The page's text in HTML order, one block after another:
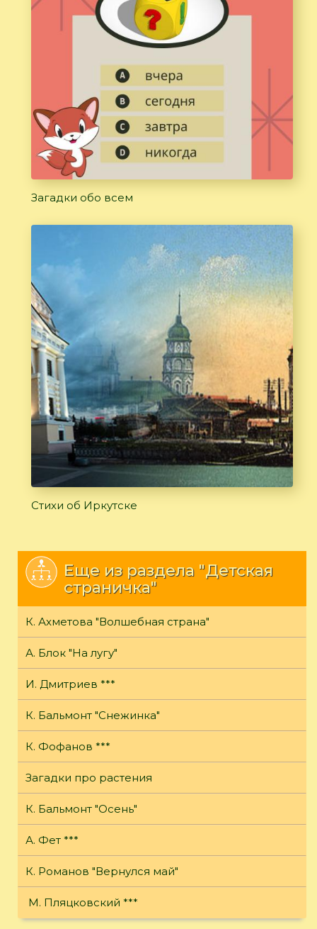
Загадки обо всем
Стихи об Иркутске
Еще из раздела "Детская
страничка"
К. Ахметова "Волшебная страна"
А. Блок "На лугу"
И. Дмитриев ***
К. Бальмонт "Снежинка"
К. Фофанов ***
Загадки про растения
К. Бальмонт "Осень"
А. Фет ***
К. Романов "Вернулся май"
М. Пляцковский ***